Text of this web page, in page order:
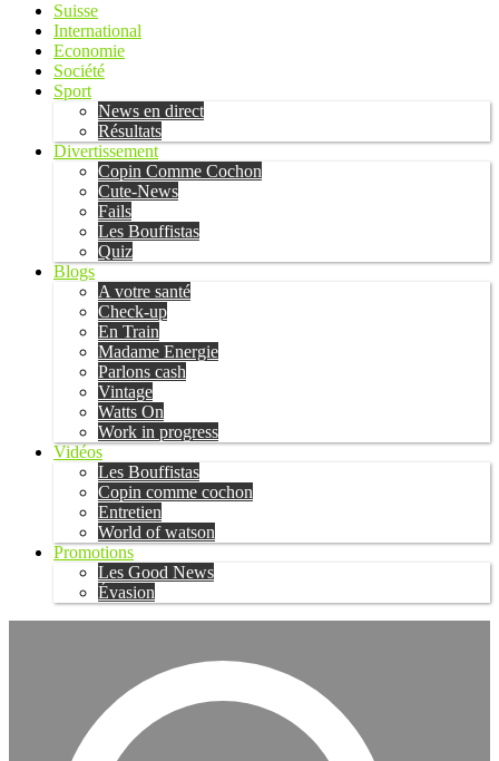
Suisse
International
Economie
Société
Sport
News en direct
Résultats
Divertissement
Copin Comme Cochon
Cute-News
Fails
Les Bouffistas
Quiz
Blogs
A votre santé
Check-up
En Train
Madame Energie
Parlons cash
Vintage
Watts On
Work in progress
Vidéos
Les Bouffistas
Copin comme cochon
Entretien
World of watson
Promotions
Les Good News
Évasion